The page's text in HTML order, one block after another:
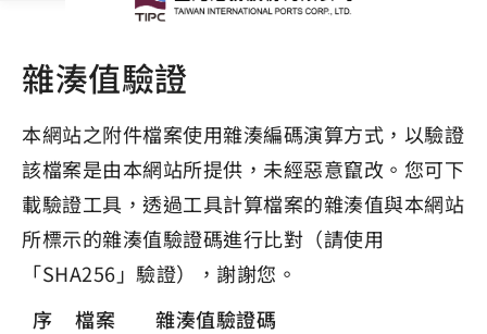
雜湊值驗證
本網站之附件檔案使用雜湊編碼演算方式，以驗證
該檔案是由本網站所提供，未經惡意竄改。您可下
載驗證工具，透過工具計算檔案的雜湊值與本網站
所標示的雜湊值驗證碼進行比對（請使用
「SHA256」驗證），謝謝您。
序
檔案
雜湊值驗證碼